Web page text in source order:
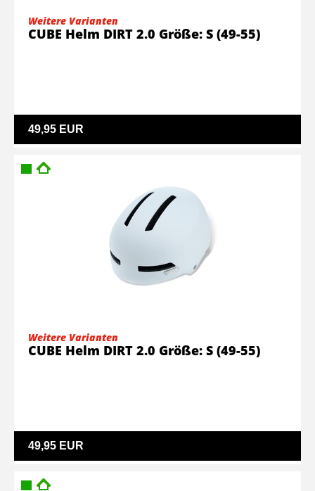
49,95 EUR
Weitere Varianten
CUBE Helm DIRT 2.0 Größe: S (49-55)
49,95 EUR
Weitere Varianten
CUBE Helm DIRT 2.0 Größe: S (49-55)